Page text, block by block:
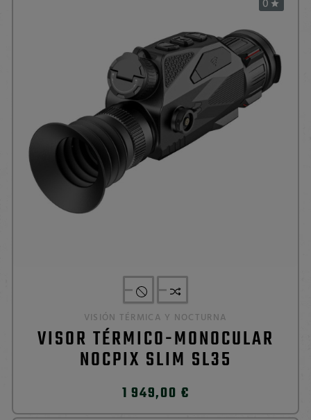
0 
VISIÓN TÉRMICA Y NOCTURNA
VISOR TÉRMICO-MONOCULAR
NOCPIX SLIM SL35
1 949,00 €